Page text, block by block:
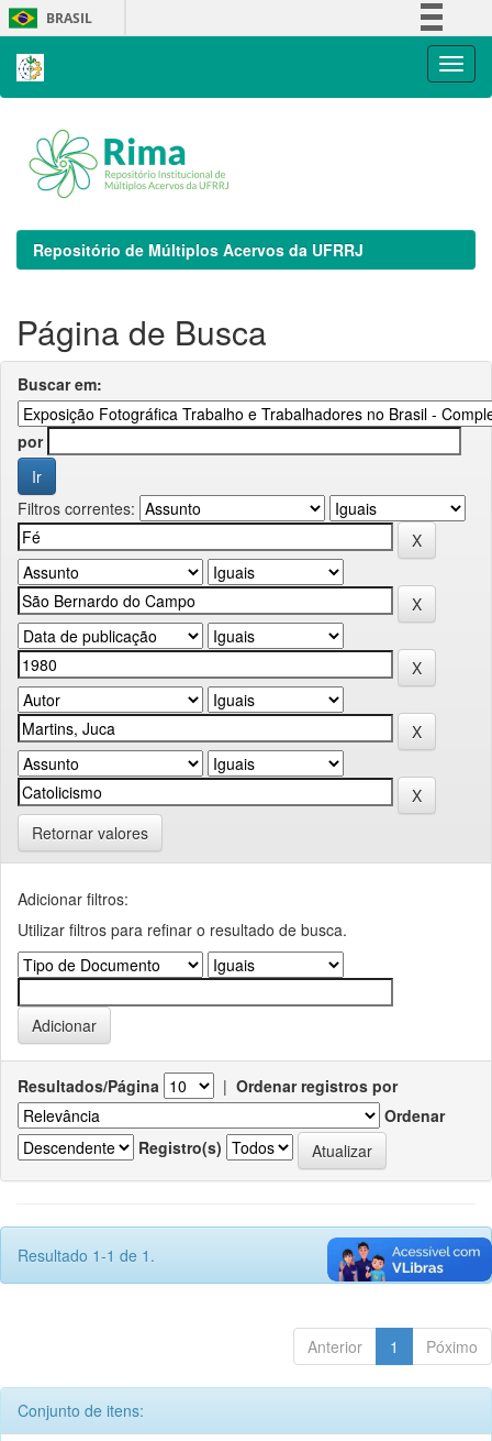
Skip
navigation
BRASIL
Repositório de Múltiplos Acervos da UFRRJ
Página de Busca
Buscar em:
por
Filtros correntes:
Retornar valores
Adicionar filtros:
Utilizar filtros para refinar o resultado de busca.
Resultados/Página | Ordenar registros por
Ordenar
Registro(s)
Resultado 1-1 de 1.
Anterior 1 Póximo
Conjunto de itens: